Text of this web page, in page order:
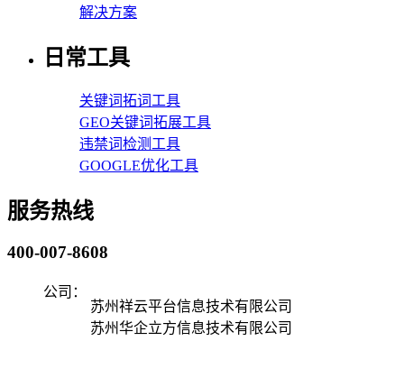
解决方案
日常工具
关键词拓词工具
GEO关键词拓展工具
违禁词检测工具
GOOGLE优化工具
服务热线
400-007-8608
公司：
苏州祥云平台信息技术有限公司
苏州华企立方信息技术有限公司